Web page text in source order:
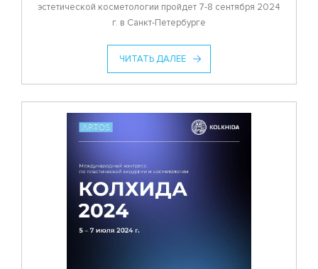
эстетической косметологии пройдет 7-8 сентября 2024
г. в Санкт-Петербурге
ЧИТАТЬ ДАЛЕЕ